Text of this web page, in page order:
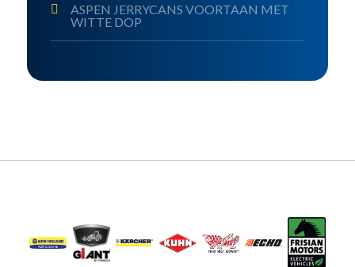
ASPEN JERRYCANS VOORTAAN MET
WITTE DOP